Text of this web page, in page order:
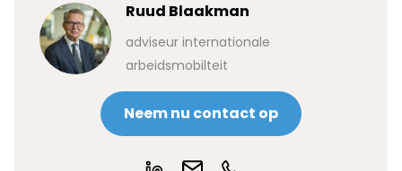
Ruud Blaakman
adviseur internationale
arbeidsmobilteit
Neem nu contact op